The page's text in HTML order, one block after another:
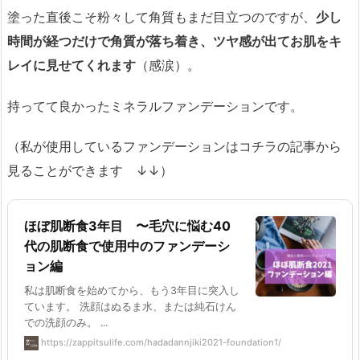
塗った直後こそ粉々して角質もまだ目立つのですが、 少し
時間が経つだけで角質が落ち着き、ツヤ感が出てお肌をキ
レイに見せてくれます （感涙）。
持ってて良かったミネラルファンデーションです。
（私が使用しているファンデーションはコチラの記事から
見ることができます ↓↓）
ほぼ肌断食3年目 〜毛穴に悩む40
代の肌断食で使用中のファンデーシ
ョン編
私は肌断食を始めてから、もう3年目に突入し
ています。 洗顔はぬるま水、または純石けん
での洗顔のみ。 ...
https://zappitsulife.com/hadadannjiki2021-foundation1/